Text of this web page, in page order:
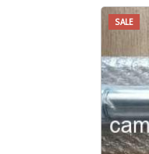
SALE